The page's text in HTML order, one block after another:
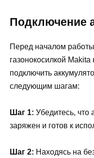
Подключение
Перед началом
газонокосилкой
подключить
следующим шагам:
Шаг 1: Убедитесь, что
заряжен и готов к
Шаг 2: Находясь на